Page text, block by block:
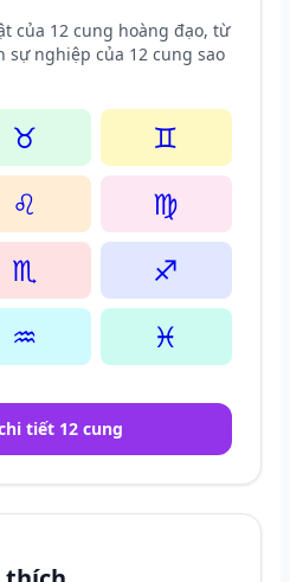
của 12 cung hoàng đạo, từ
sự nghiệp của 12 cung sao
♉
♊
♌
♍
♏
♐
♒ ♓
tiết 12 cung